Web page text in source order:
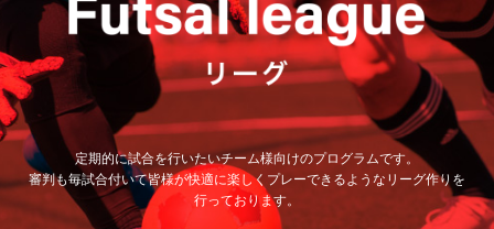
定期的に試合を行いたいチーム様向けのプログラムです。
審判も毎試合付いて皆様が快適に楽しくプレーできるようなリーグ作りを
行っております。